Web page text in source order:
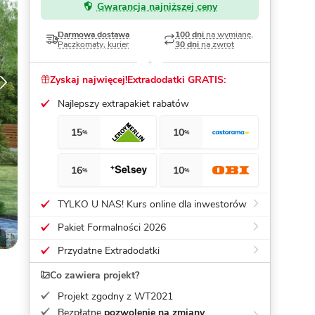
Dom pasywny - co to znaczy
Gwarancja najniższej ceny
Darmowa dostawa
Paczkomaty, kurier
100 dni na wymianę,
30 dni na zwrot
Zyskaj najwięcej!Extradodatki GRATIS:
Najlepszy extrapakiet rabatów
15% 10%
16% 10%
TYLKO U NAS! Kurs online dla inwestorów
Pakiet Formalności 2026
Przydatne Extradodatki
Co zawiera projekt?
Projekt zgodny z WT2021